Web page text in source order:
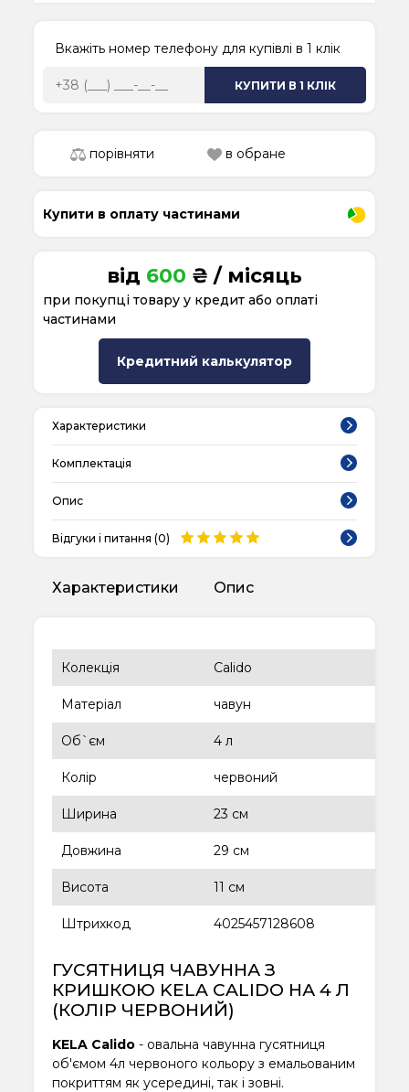
Вкажіть номер телефону для купівлі в 1 клік
КУПИТИ В 1 КЛІК
Купити в оплату частинами
порівняти в обране
від 600 ₴ / місяць
при покупці товару у кредит або оплаті
частинами
Кредитний калькулятор
Характеристики
Комплектація
Опис
Відгуки і питання (0)
Характеристики Опис
Колекція Calido
Матеріал чавун
Об`єм 4 л
Колір червоний
Ширина 23 см
Довжина 29 см
Висота 11 см
Штрихкод 4025457128608
ГУСЯТНИЦЯ ЧАВУННА З
КРИШКОЮ KELA CALIDO НА 4 Л
(КОЛІР ЧЕРВОНИЙ)
KELA Calido - овальна чавунна гусятниця
об'ємом 4л червоного кольору з емальованим
покриттям як усередині, так і зовні.